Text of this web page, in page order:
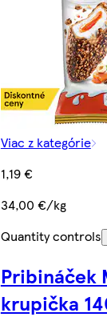
Viac z kategórie
1,19 €
34,00 €/kg
Quantity controls
Pribináček
krupička